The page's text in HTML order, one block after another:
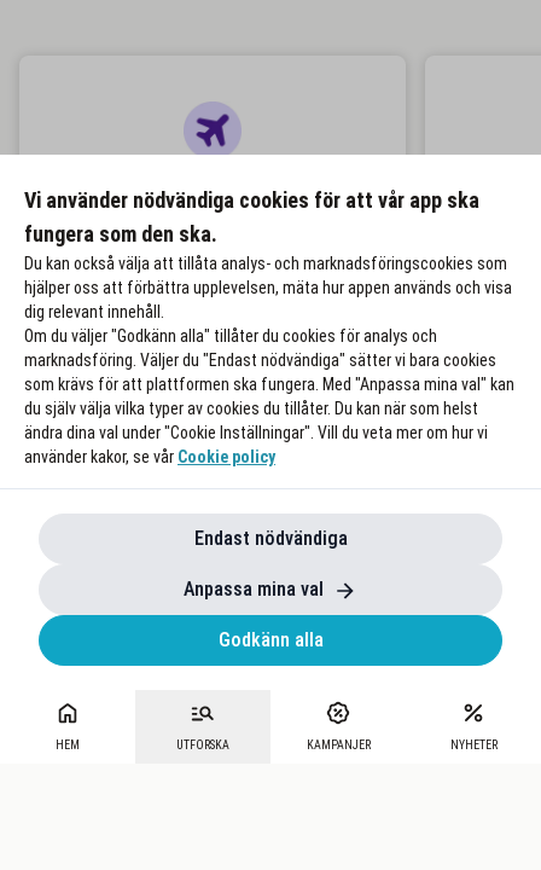
HEM UTFORSKA KAMPANJER NYHETER
Resor & Hotell
Vi använder nödvändiga cookies för att vår app ska
fungera som den ska.
Du kan också välja att tillåta analys- och marknadsföringscookies som
hjälper oss att förbättra upplevelsen, mäta hur appen används och visa
dig relevant innehåll.
Om du väljer "Godkänn alla" tillåter du cookies för analys och
marknadsföring. Väljer du "Endast nödvändiga" sätter vi bara cookies
som krävs för att plattformen ska fungera. Med "Anpassa mina val" kan
du själv välja vilka typer av cookies du tillåter. Du kan när som helst
ändra dina val under "Cookie Inställningar". Vill du veta mer om hur vi
använder kakor, se vår Cookie policy
Endast nödvändiga
Anpassa mina val
Godkänn alla